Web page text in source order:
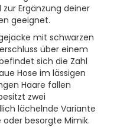
Ergänzung deiner
geeignet.
mit schwarzen
über einem
sich die Zahl
Hose im lässigen
Haare fallen
zwei
lächelnde Variante
besorgte Mimik.